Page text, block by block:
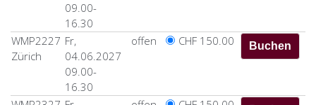
09.00-
16.30
WMP2227
Zürich
Fr,
04.06.2027
09.00-
16.30
offen CHF 150.00